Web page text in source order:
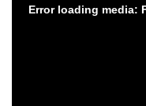
Error loading media: